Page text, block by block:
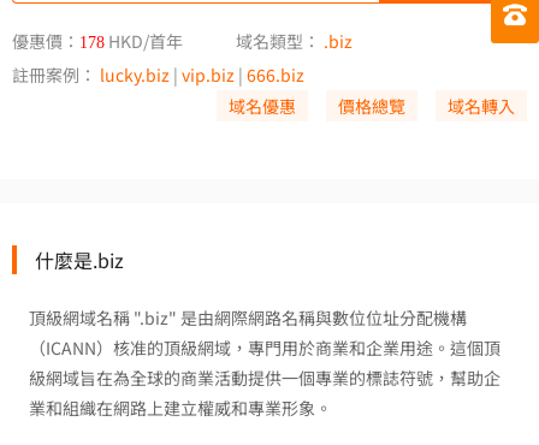
優惠價： 178 HKD/首年 域名類型： .biz
註冊案例： lucky.biz | vip.biz | 666.biz
域名優惠
價格總覽 域名轉入
什麼是.biz
頂級網域名稱 ".biz" 是由網際網路名稱與數位位址分配機構
（ICANN）核准的頂級網域，專門用於商業和企業用途。這個頂
級網域旨在為全球的商業活動提供一個專業的標誌符號，幫助企
業和組織在網路上建立權威和專業形象。